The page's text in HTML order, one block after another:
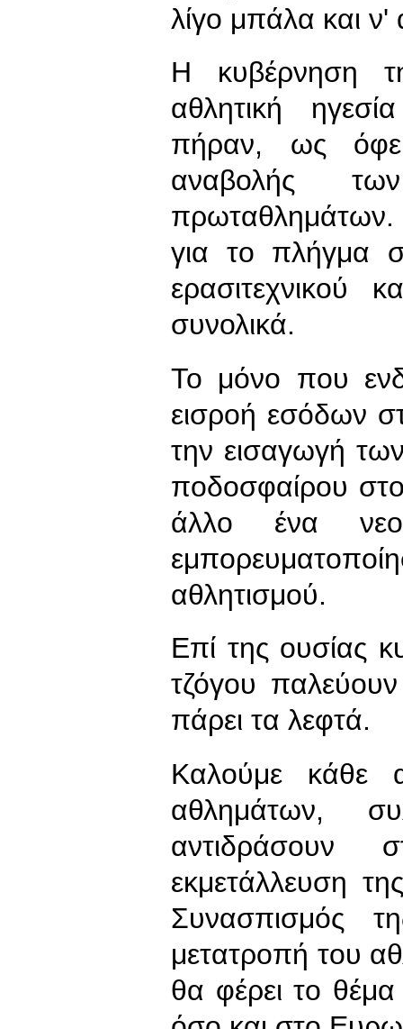
λίγο μπάλα και ν'
Η κυβέρνηση
αθλητική
πήραν, ως
αναβολής των
πρωταθλημάτων.
για το πλήγμα
ερασιτεχνικού
συνολικά.
Το μόνο που
εισροή εσόδων
την εισαγωγή
ποδοσφαίρου
άλλο ένα
αθλητισμού.
Επί της ουσίας
τζόγου
πάρει τα λεφτά.
Καλούμε κάθε
αθλημάτων,
αντιδράσουν
εκμετάλλευση
Συνασπισμός
μετατροπή του
θα φέρει το